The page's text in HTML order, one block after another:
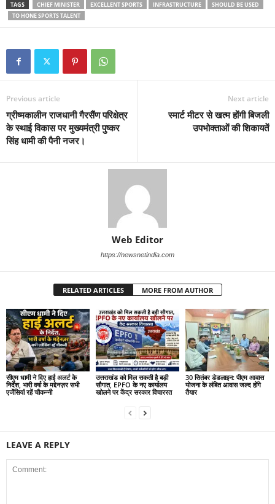
TAGS CHIEF MINISTER EXCELLENT SPORTS INFRASTRUCTURE
SHOULD BE USED
TO HONE SPORTS TALENT
Previous article
ग्रीष्मकालीन राजधानी गैरसैंण परिक्षेत्र
के स्थाई विकास पर मुख्यमंत्री पुष्कर
सिंह धामी की पैनी नजर।
Next article
स्मार्ट मीटर से खत्म होंगी बिजली
उपभोक्ताओं की शिकायतें
Web Editor
https://newsnetindia.com
RELATED ARTICLES MORE FROM AUTHOR
सीएम धामी ने दिए हाई अलर्ट के
निर्देश, भारी वर्षा के मद्देनज़र सभी
एजेंसियां रहें चौकन्नी
उत्तराखंड को मिल सकती है बड़ी
सौगात, EPFO के नए कार्यालय
खोलने पर केंद्र सरकार विचाररत
30 सितंबर डेडलाइन: पीएम आवास
योजना के लंबित आवास जल्द होंगे
तैयार
LEAVE A REPLY